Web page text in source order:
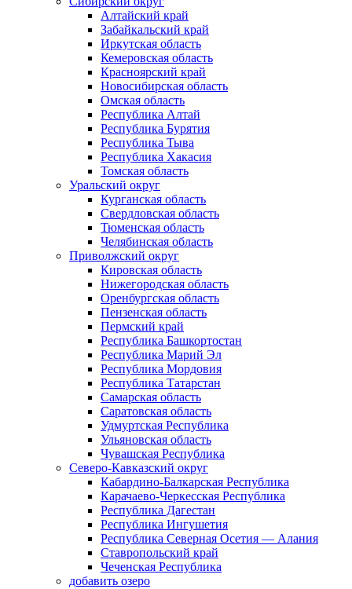
Алтайский край
Забайкальский край
Иркутская область
Кемеровская область
Красноярский край
Новосибирская область
Омская область
Республика Алтай
Республика Бурятия
Республика Тыва
Республика Хакасия
Томская область
Уральский округ
Курганская область
Свердловская область
Тюменская область
Челябинская область
Приволжский округ
Кировская область
Нижегородская область
Оренбургская область
Пензенская область
Пермский край
Республика Башкортостан
Республика Марий Эл
Республика Мордовия
Республика Татарстан
Самарская область
Саратовская область
Удмуртская Республика
Ульяновская область
Чувашская Республика
Северо-Кавказский округ
Кабардино-Балкарская Республика
Карачаево-Черкесская Республика
Республика Дагестан
Республика Ингушетия
Республика Северная Осетия — Алания
Ставропольский край
Чеченская Республика
добавить озеро